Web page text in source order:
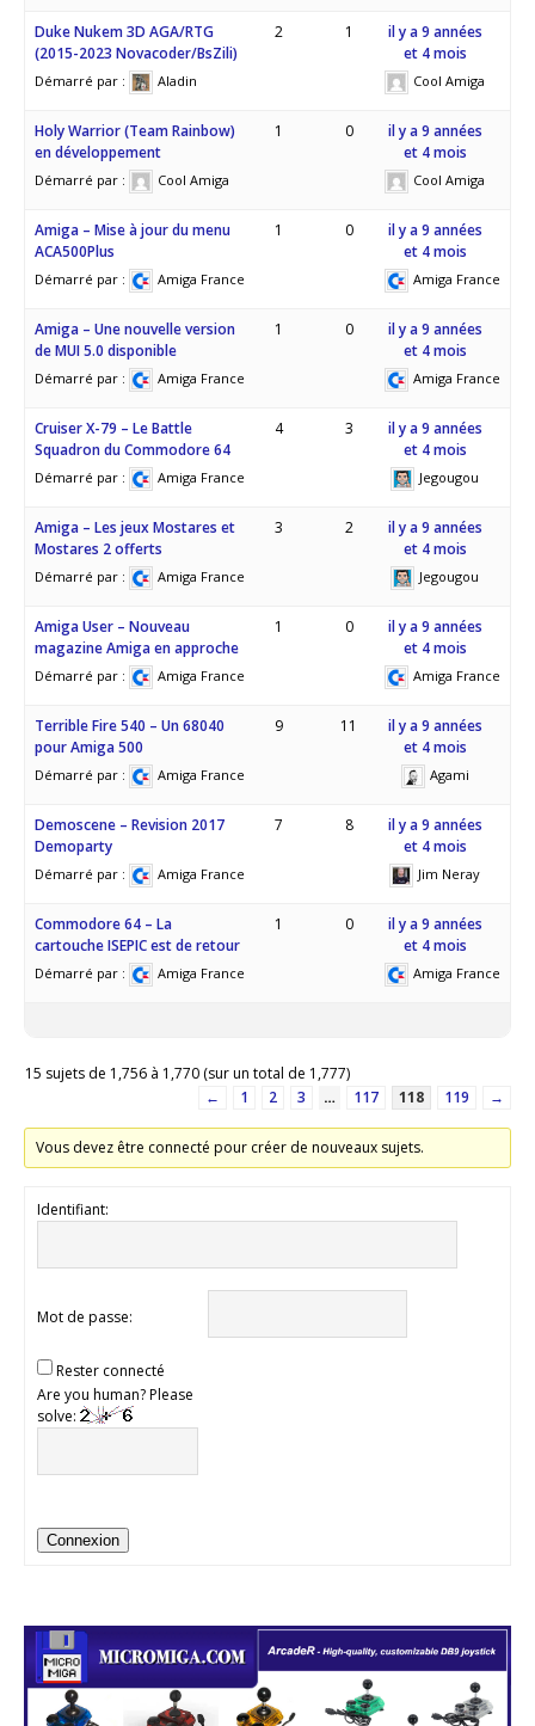
Duke Nukem 3D AGA/RTG
(2015-2023 Novacoder/BsZili)
Démarré par : Aladin
2 1
il y a 9 années
et 4 mois
Cool Amiga
Holy Warrior (Team Rainbow)
en développement
Démarré par : Cool Amiga
1 0
il y a 9 années
et 4 mois
Cool Amiga
Amiga – Mise à jour du menu
ACA500Plus
Démarré par : Amiga France
1 0
il y a 9 années
et 4 mois
Amiga France
Amiga – Une nouvelle version
de MUI 5.0 disponible
Démarré par : Amiga France
1 0
il y a 9 années
et 4 mois
Amiga France
Cruiser X-79 – Le Battle
Squadron du Commodore 64
Démarré par : Amiga France
4 3
il y a 9 années
et 4 mois
Jegougou
Amiga – Les jeux Mostares et
Mostares 2 offerts
Démarré par : Amiga France
3 2
il y a 9 années
et 4 mois
Jegougou
Amiga User – Nouveau
magazine Amiga en approche
Démarré par : Amiga France
1 0
il y a 9 années
et 4 mois
Amiga France
Terrible Fire 540 – Un 68040
pour Amiga 500
Démarré par : Amiga France
9 11
il y a 9 années
et 4 mois
Agami
Demoscene – Revision 2017
Demoparty
Démarré par : Amiga France
7 8
il y a 9 années
et 4 mois
Jim Neray
Commodore 64 – La
cartouche ISEPIC est de retour
Démarré par : Amiga France
1 0
il y a 9 années
et 4 mois
Amiga France
15 sujets de 1,756 à 1,770 (sur un total de 1,777)
←
1 2 3 … 117 118 119 →
Vous devez être connecté pour créer de nouveaux sujets.
Identifiant:
Mot de passe:
Rester connecté
Are you human? Please
solve:
Connexion